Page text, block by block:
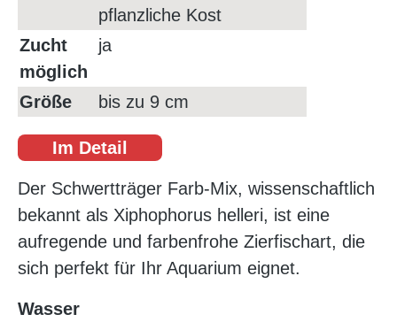
pflanzliche Kost
Zucht
möglich
ja
Größe bis zu 9 cm
Im Detail
Der Schwertträger Farb-Mix, wissenschaftlich
bekannt als Xiphophorus helleri, ist eine
aufregende und farbenfrohe Zierfischart, die
sich perfekt für Ihr Aquarium eignet.
Wasser